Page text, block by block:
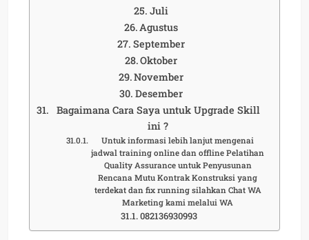
Juli
Agustus
September
Oktober
November
Desember
Bagaimana Cara Saya untuk Upgrade Skill
ini ?
Untuk informasi lebih lanjut mengenai
jadwal training online dan offline Pelatihan
Quality Assurance untuk Penyusunan
Rencana Mutu Kontrak Konstruksi yang
terdekat dan fix running silahkan Chat WA
Marketing kami melalui WA
082136930993